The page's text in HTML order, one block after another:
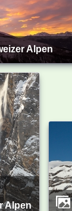
Alpen
Alpen